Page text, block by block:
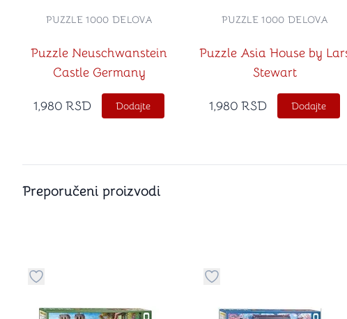
Puzzle Neuschwanstein
Castle Germany
PUZZLE 1000 DELOVA
1,980 RSD Dodajte
Puzzle Asia House by
Stewart
PUZZLE 1000 DELOVA
1,980 RSD Dodajte
Preporučeni proizvodi
Dugme za dodavanje stvari u kategoriju omiljeno
Dugme za dodavanje